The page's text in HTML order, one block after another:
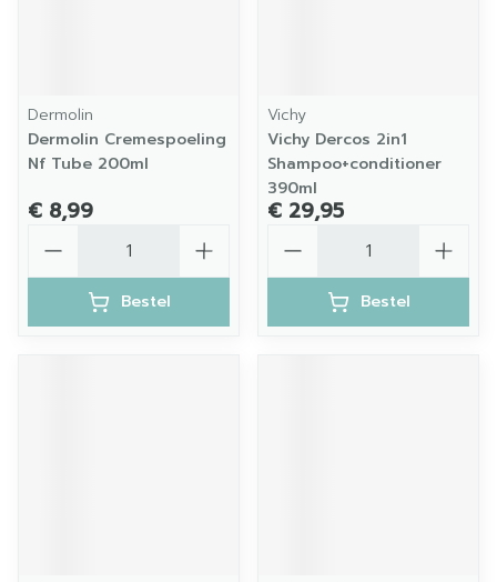
Dermolin
Dermolin Cremespoeling
Nf Tube 200ml
€ 8,99
Bestel
Vichy
Vichy Dercos 2in1
Shampoo+conditioner
390ml
€ 29,95
Bestel